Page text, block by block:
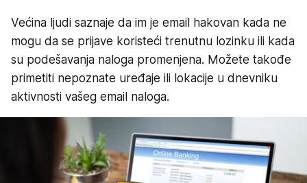
Većina ljudi saznaje da im je email hakovan kada ne
mogu da se prijave koristeći trenutnu lozinku ili kada
su podešavanja naloga promenjena. Možete takođe
primetiti nepoznate uređaje ili lokacije u dnevniku
aktivnosti vašeg email naloga.